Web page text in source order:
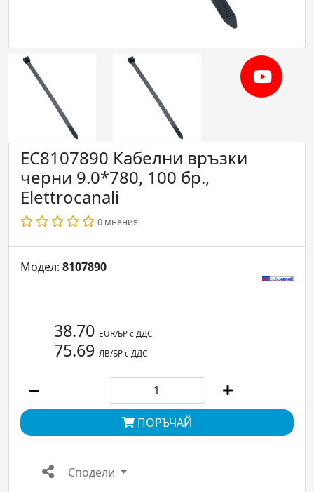
EC8107890 Кабелни връзки
черни 9.0*780, 100 бр.,
Elettrocanali
0 мнения
Модел: 8107890
38.70 EUR/БР с ДДС
75.69 ЛВ/БР с ДДС
ПОРЪЧАЙ
Сподели